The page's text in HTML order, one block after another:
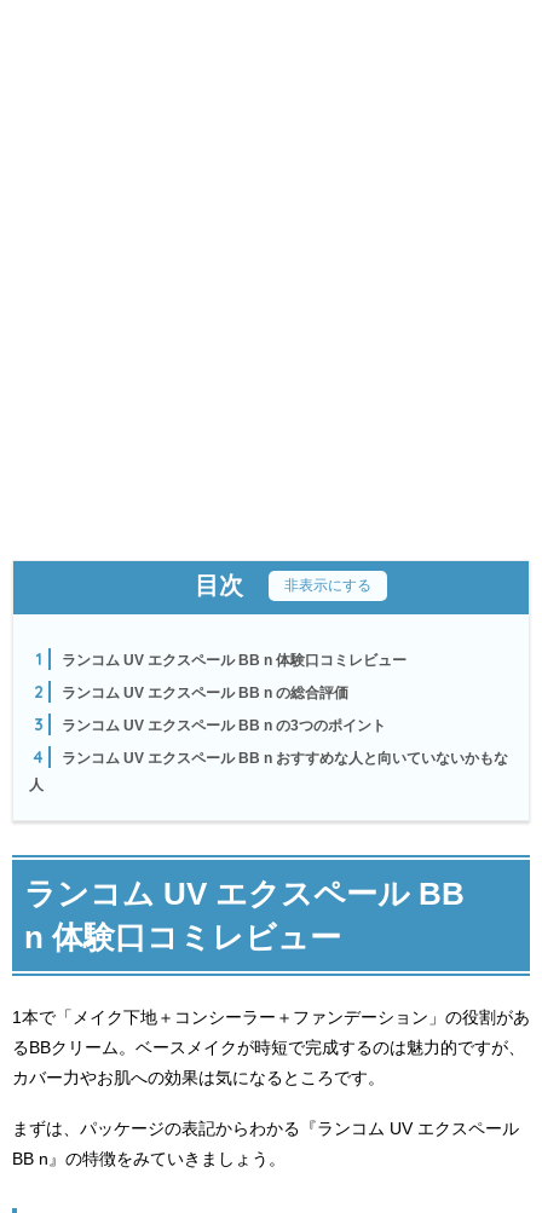
目次 非表示にする
1 ランコム UV エクスペール BB n 体験口コミレビュー
2 ランコム UV エクスペール BB n の総合評価
3 ランコム UV エクスペール BB n の3つのポイント
4
ランコム UV エクスペール BB n おすすめな人と向いていないかもな
人
ランコム UV エクスペール BB
n 体験口コミレビュー
1本で「メイク下地＋コンシーラー＋ファンデーション」の役割があ
るBBクリーム。ベースメイクが時短で完成するのは魅力的ですが、
カバー力やお肌への効果は気になるところです。
まずは、パッケージの表記からわかる『ランコム UV エクスペール
BB n』の特徴をみていきましょう。